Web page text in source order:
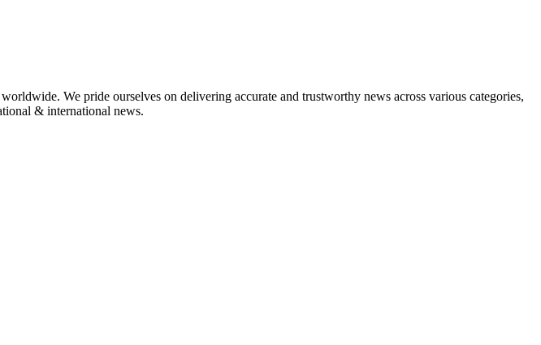
We pride ourselves on delivering accurate and trustworthy news across various categories,
& international news.